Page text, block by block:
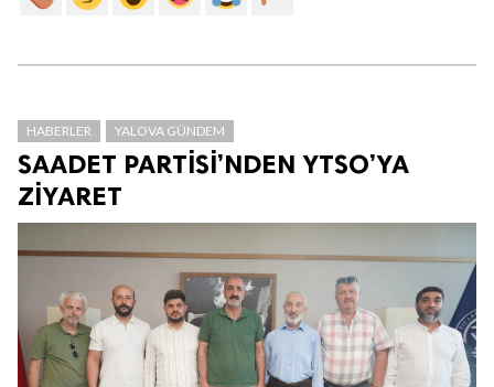
HABERLER YALOVA GÜNDEM
SAADET PARTİSİ’NDEN YTSO’YA
ZİYARET